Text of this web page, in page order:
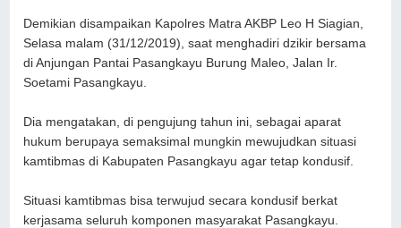
Demikian disampaikan Kapolres Matra AKBP Leo H Siagian,
Selasa malam (31/12/2019), saat menghadiri dzikir bersama
di Anjungan Pantai Pasangkayu Burung Maleo, Jalan Ir.
Soetami Pasangkayu.
Dia mengatakan, di pengujung tahun ini, sebagai aparat
hukum berupaya semaksimal mungkin mewujudkan situasi
kamtibmas di Kabupaten Pasangkayu agar tetap kondusif.
Situasi kamtibmas bisa terwujud secara kondusif berkat
kerjasama seluruh komponen masyarakat Pasangkayu.